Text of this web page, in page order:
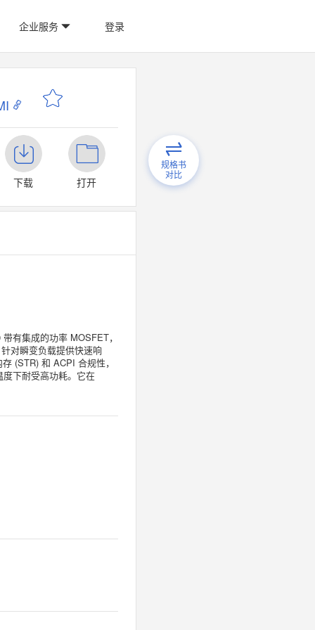
企业服务 登录
下载 打开
规格书
对比
有集成的功率 MOSFET，
对瞬变负载提供快速响
(STR) 和 ACPI 合规性，
下耐受高功耗。它在